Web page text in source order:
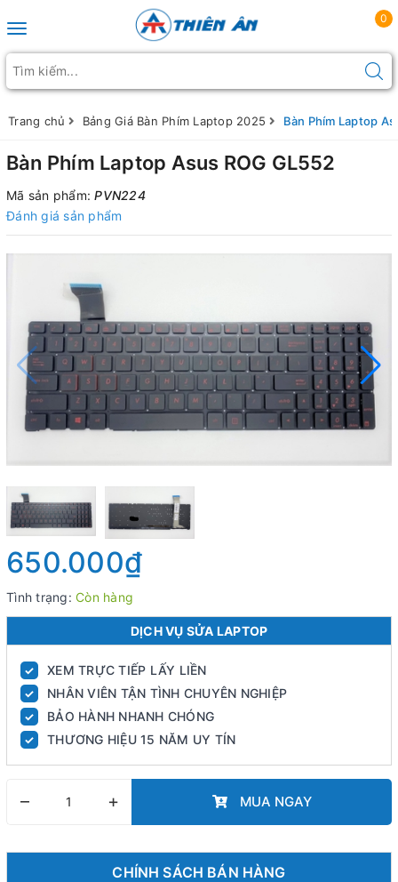
Toggle navigation
0
Trang chủ Bảng Giá Bàn Phím Laptop 2025 Bàn Phím Laptop
Bàn Phím Laptop Asus ROG GL552
Mã sản phẩm:PVN224
Đánh giá sản phẩm
650.000₫
Tình trạng: Còn hàng
DỊCH VỤ SỬA LAPTOP
✓ XEM TRỰC TIẾP LẤY LIỀN
✓ NHÂN VIÊN TẬN TÌNH CHUYÊN NGHIỆP
✓ BẢO HÀNH NHANH CHÓNG
✓ THƯƠNG HIỆU 15 NĂM UY TÍN
– + MUA NGAY
CHÍNH SÁCH BÁN HÀNG